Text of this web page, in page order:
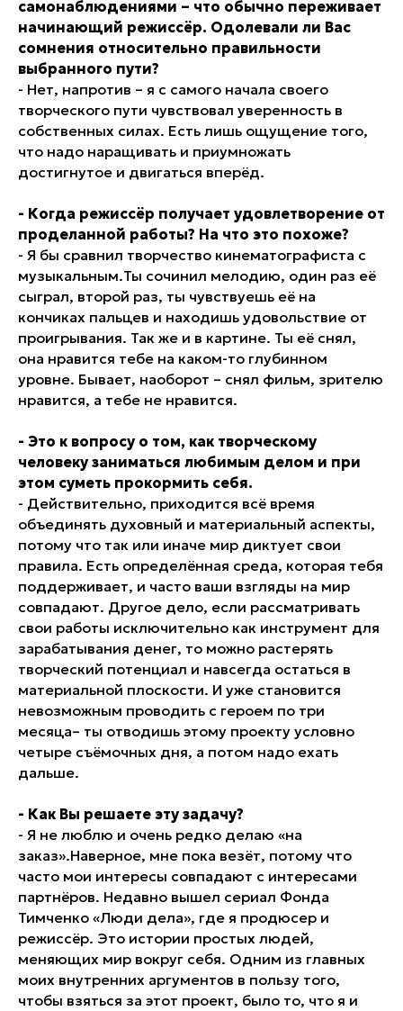
самонаблюдениями – что обычно переживает
начинающий режиссёр. Одолевали ли Вас
сомнения относительно правильности
выбранного пути?
- Нет, напротив – я с самого начала своего
творческого пути чувствовал уверенность в
собственных силах. Есть лишь ощущение того,
что надо наращивать и приумножать
достигнутое и двигаться вперёд.
- Когда режиссёр получает удовлетворение от
проделанной работы? На что это похоже?
- Я бы сравнил творчество кинематографиста с
музыкальным.Ты сочинил мелодию, один раз её
сыграл, второй раз, ты чувствуешь её на
кончиках пальцев и находишь удовольствие от
проигрывания. Так же и в картине. Ты её снял,
она нравится тебе на каком-то глубинном
уровне. Бывает, наоборот – снял фильм, зрителю
нравится, а тебе не нравится.
- Это к вопросу о том, как творческому
человеку заниматься любимым делом и при
этом суметь прокормить себя.
- Действительно, приходится всё время
объединять духовный и материальный аспекты,
потому что так или иначе мир диктует свои
правила. Есть определённая среда, которая тебя
поддерживает, и часто ваши взгляды на мир
совпадают. Другое дело, если рассматривать
свои работы исключительно как инструмент для
зарабатывания денег, то можно растерять
творческий потенциал и навсегда остаться в
материальной плоскости. И уже становится
невозможным проводить с героем по три
месяца– ты отводишь этому проекту условно
четыре съёмочных дня, а потом надо ехать
дальше.
- Как Вы решаете эту задачу?
- Я не люблю и очень редко делаю «на
заказ».Наверное, мне пока везёт, потому что
часто мои интересы совпадают с интересами
партнёров. Недавно вышел сериал Фонда
Тимченко «Люди дела», где я продюсер и
режиссёр. Это истории простых людей,
меняющих мир вокруг себя. Одним из главных
моих внутренних аргументов в пользу того,
чтобы взяться за этот проект, было то, что я и